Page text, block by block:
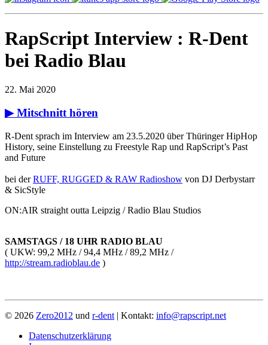
RapScript Interview : R-Dent
bei Radio Blau
22. Mai 2020
▶ Mitschnitt hören
R-Dent sprach im Interview am 23.5.2020 über Thüringer HipHop
History, seine Einstellung zu Freestyle Rap und RapScript’s Past
and Future
bei derRUFF, RUGGED & RAW Radioshow von DJ Derbystarr
& SicStyle
ON:AIR straight outta Leipzig / Radio Blau Studios
SAMSTAGS / 18 UHR RADIO BLAU
( UKW: 99,2 MHz / 94,4 MHz / 89,2 MHz /
http://stream.radioblau.de )
© 2026 Zero2012 und r-dent | Kontakt: info@rapscript.net
Datenschutzerklärung